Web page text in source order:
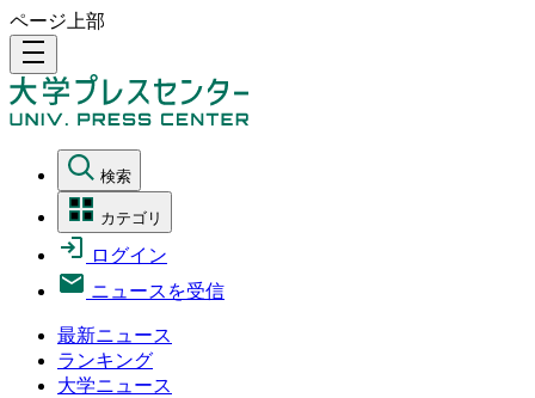
ページ上部
density_medium
検索
カテゴリ
ログイン
ニュースを受信
最新ニュース
ランキング
大学ニュース